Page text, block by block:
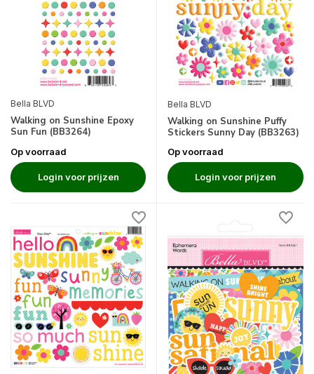
Bella BLVD
Walking on Sunshine Epoxy
Sun Fun (BB3264)
Op voorraad
Login voor prijzen
Bella BLVD
Walking on Sunshine Puffy
Stickers Sunny Day (BB3263)
Op voorraad
Login voor prijzen